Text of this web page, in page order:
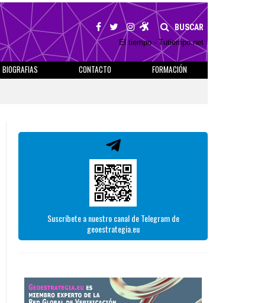
BUSCAR
El tiempo - Tutiempo.net
BIOGRAFIAS CONTACTO
FORMACIÓN
Suscríbete a nuestro canal de Telegram de
geoestrategia.eu